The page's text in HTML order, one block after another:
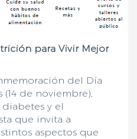
para Vivir Mejor
del Día
de noviembre),
y el
que invita a
aspectos que